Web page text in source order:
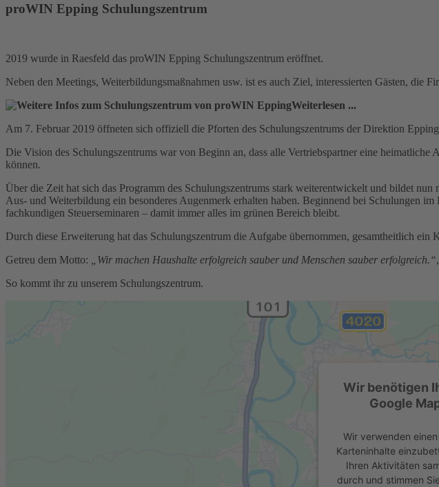
proWIN Epping Schulungszentrum
2019 wurde in Raesfeld das proWIN Epping Schulungszentrum eröffnet.
Neben den Meetings, Weiterbildungsmaßnahmen usw. ist es auch Ziel, interessierten Gästen,
Weiterlesen ...
Am 7. Februar 2019 öffneten sich offiziell die Pforten des Schulungszentrums der Direktion
Die Vision des Schulungszentrums war von Beginn an, dass alle Vertriebspartner eine
können.
Über die Zeit hat sich das Programm des Schulungszentrums stark weiterentwickelt und bildet
Aus- und Weiterbildung ein besonderes Augenmerk erhalten haben. Beginnend bei Schulungen
fachkundigen Steuerseminaren – damit immer alles im grünen Bereich bleibt.
Durch diese Erweiterung hat das Schulungszentrum die Aufgabe übernommen, gesamtheitlich
Getreu dem Motto: „Wir machen Haushalte erfolgreich sauber und Menschen sauber erfolgreich.“
So kommt ihr zu unserem Schulungszentrum.
Wir benötigen
Google
Wir verwenden
Karteninhalte
Ihren Aktivitäten
durch und stimmen